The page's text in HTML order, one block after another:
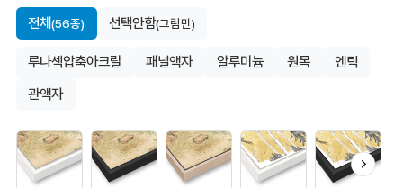
전체(56종) 선택안함(그림만)
루나섹압축아크릴 패널액자 알루미늄 원목
엔틱
관액자